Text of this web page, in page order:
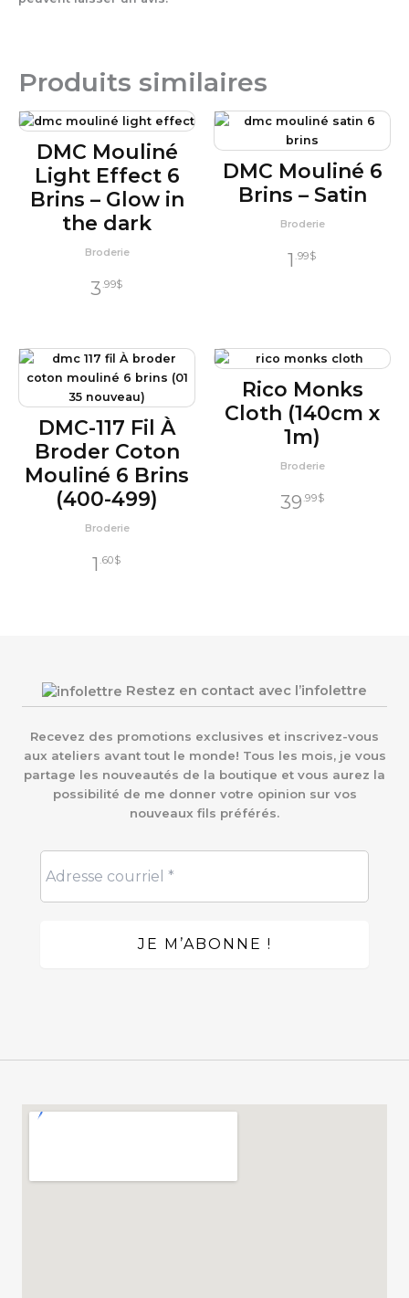
Produits similaires
DMC Mouliné
Light Effect 6
Brins – Glow in
the dark
Broderie
3 .99$
DMC Mouliné 6
Brins – Satin
Broderie
1 .99$
DMC-117 Fil À
Broder Coton
Mouliné 6 Brins
(400-499)
Broderie
1 .60$
Rico Monks
Cloth (140cm x
1m)
Broderie
39 .99$
Restez en contact avec l’infolettre
Recevez des promotions exclusives et inscrivez-vous
aux ateliers avant tout le monde! Tous les mois, je vous
partage les nouveautés de la boutique et vous aurez la
possibilité de me donner votre opinion sur vos
nouveaux fils préférés.